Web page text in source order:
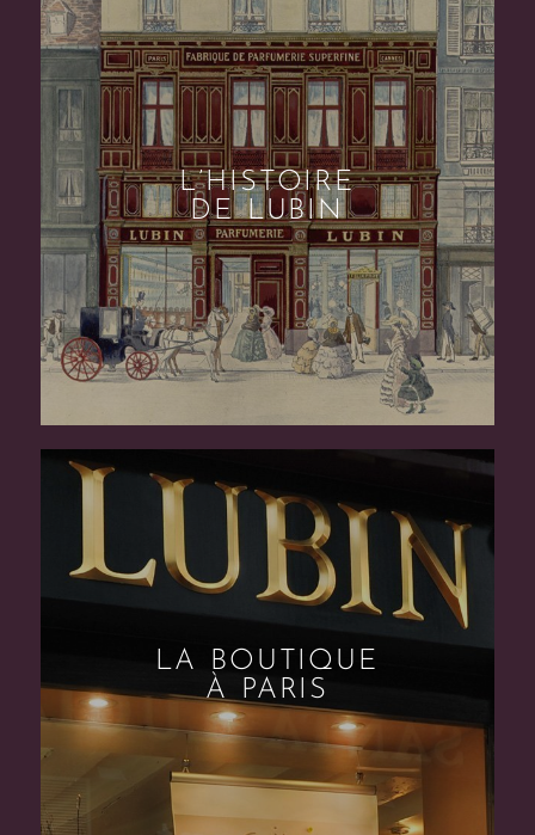
L’HISTOIRE
DE LUBIN
LA BOUTIQUE
À PARIS